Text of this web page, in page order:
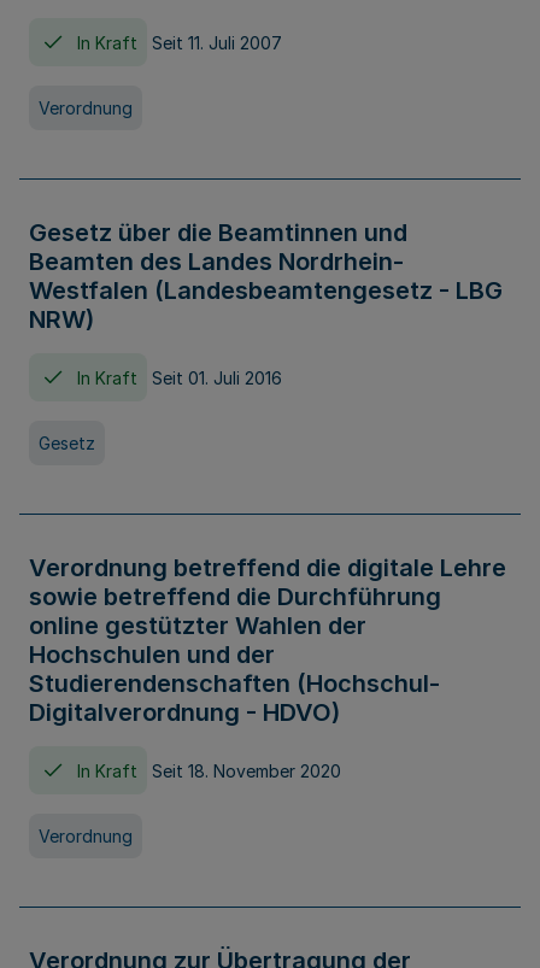
In Kraft Seit 11. Juli 2007
Verordnung
Gesetz über die Beamtinnen und
Beamten des Landes Nordrhein-
Westfalen (Landesbeamtengesetz - LBG
NRW)
In Kraft Seit 01. Juli 2016
Gesetz
Verordnung betreffend die digitale Lehre
sowie betreffend die Durchführung
online gestützter Wahlen der
Hochschulen und der
Studierendenschaften (Hochschul-
Digitalverordnung - HDVO)
In Kraft Seit 18. November 2020
Verordnung
Verordnung zur Übertragung der